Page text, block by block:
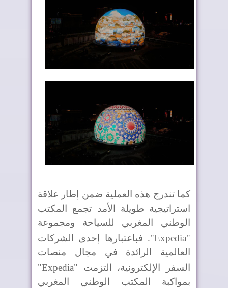
كما تندرج هذه العملية ضمن إطار علاقة
استراتيجية طويلة الأمد تجمع المكتب
الوطني المغربي للسياحة ومجموعة
"
Expedia". فباعتبارها إحدى الشركات
العالمية الرائدة في مجال منصات
السفر الإلكترونية، التزمت "Expedia
"
بمواكبة المكتب الوطني المغربي